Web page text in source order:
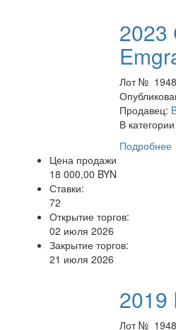
2023
Лот №
Продавец:
В
Подробнее
Цена продажи
18 000,00 BYN
Ставки:
72
Открытие торгов:
02 июля 2026
Закрытие торгов:
21 июля 2026
2019
Лот №